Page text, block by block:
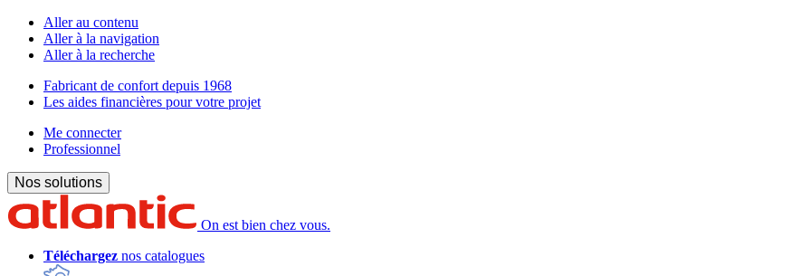
Aller au contenu
Aller à la navigation
Aller à la recherche
Fabricant de confort depuis 1968
Les aides financières pour votre projet
Me connecter
Professionnel
Nos solutions
On est bien chez vous.
Téléchargez nos catalogues